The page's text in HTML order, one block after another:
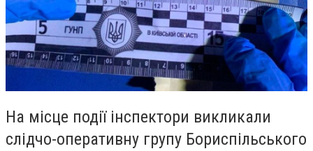
На місце події інспектори викликали
слідчо-оперативну групу Бориспільського